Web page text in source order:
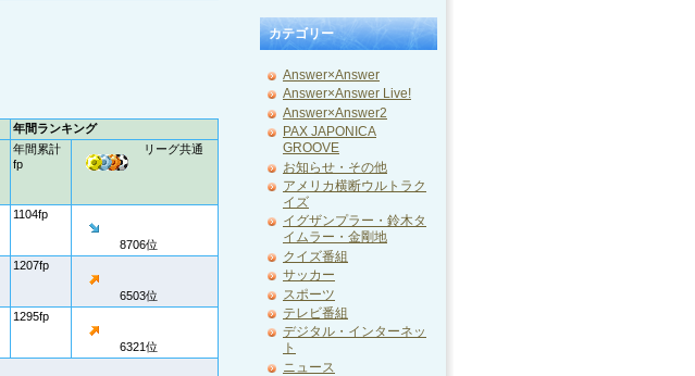
年間ランキング
年間累計
fp
リーグ共通
1104fp
8706位
1207fp
6503位
1295fp
6321位
カテゴリー
Answer×Answer
Answer×Answer Live!
Answer×Answer2
PAX JAPONICA
GROOVE
お知らせ・その他
アメリカ横断ウルトラク
イズ
イグザンプラー・鈴木タ
イムラー・金剛地
クイズ番組
サッカー
スポーツ
テレビ番組
デジタル・インターネッ
ト
ニュース